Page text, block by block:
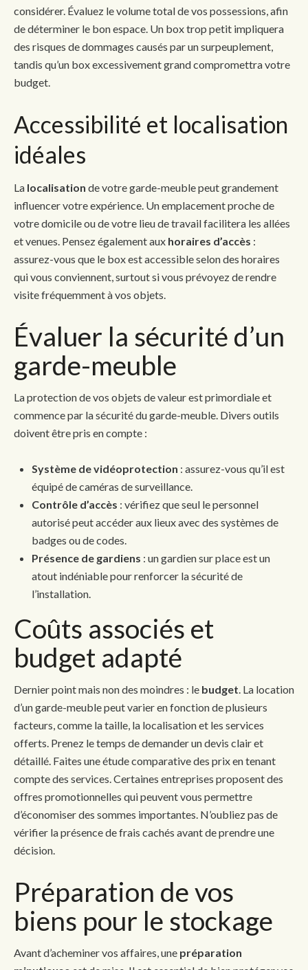
considérer. Évaluez le volume total de vos possessions, afin
de déterminer le bon espace. Un box trop petit impliquera
des risques de dommages causés par un surpeuplement,
tandis qu’un box excessivement grand compromettra votre
budget.
Accessibilité et localisation
idéales
La localisation de votre garde-meuble peut grandement
influencer votre expérience. Un emplacement proche de
votre domicile ou de votre lieu de travail facilitera les allées
et venues. Pensez également aux horaires d’accès :
assurez-vous que le box est accessible selon des horaires
qui vous conviennent, surtout si vous prévoyez de rendre
visite fréquemment à vos objets.
Évaluer la sécurité d’un
garde-meuble
La protection de vos objets de valeur est primordiale et
commence par la sécurité du garde-meuble. Divers outils
doivent être pris en compte :
Système de vidéoprotection : assurez-vous qu’il est
équipé de caméras de surveillance.
Contrôle d’accès : vérifiez que seul le personnel
autorisé peut accéder aux lieux avec des systèmes de
badges ou de codes.
Présence de gardiens : un gardien sur place est un
atout indéniable pour renforcer la sécurité de
l’installation.
Coûts associés et
budget adapté
Dernier point mais non des moindres : le budget . La location
d’un garde-meuble peut varier en fonction de plusieurs
facteurs, comme la taille, la localisation et les services
offerts. Prenez le temps de demander un devis clair et
détaillé. Faites une étude comparative des prix en tenant
compte des services. Certaines entreprises proposent des
offres promotionnelles qui peuvent vous permettre
d’économiser des sommes importantes. N’oubliez pas de
vérifier la présence de frais cachés avant de prendre une
décision.
Préparation de vos
biens pour le stockage
Avant d’acheminer vos affaires, une préparation